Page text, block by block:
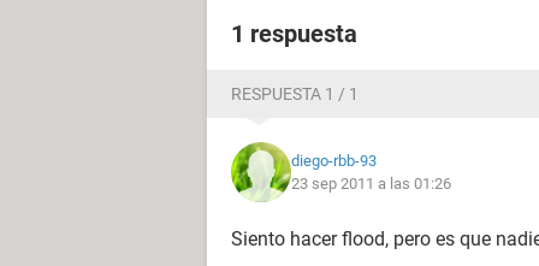
a la mínima se quedaba cargando
problemas al pasar los backups
tardan muchísimo en ponerse en
de repente hace caput, primero es
1 respuesta
RESPUESTA 1 / 1
diego-rbb-93
23 sep 2011 a las 01:26
Siento hacer flood, pero es que